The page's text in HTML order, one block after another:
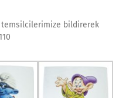
temsilcilerimize bildirerek